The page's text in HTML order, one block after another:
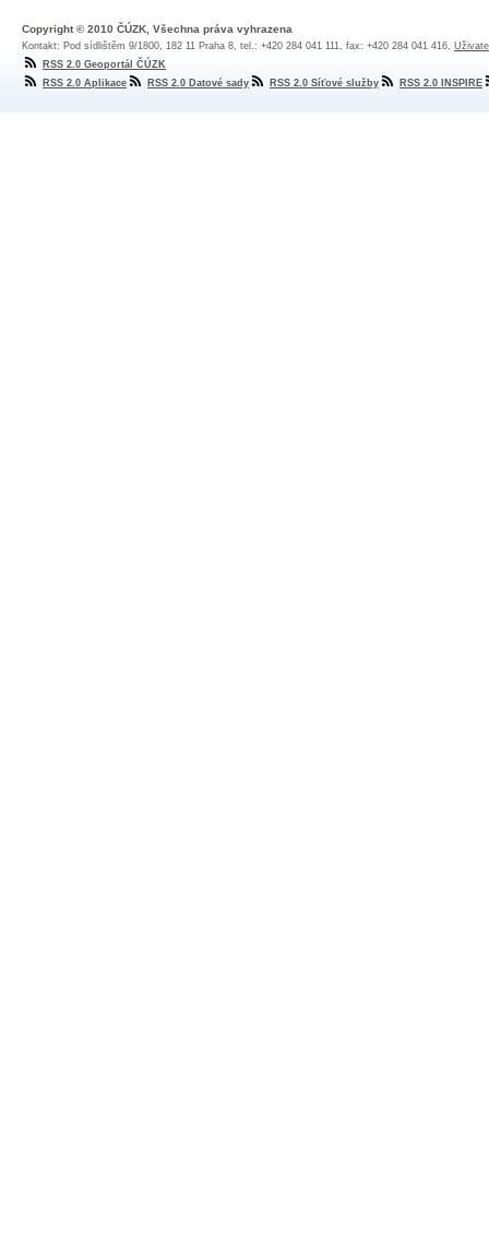
Copyright © 2010 ČÚZK, Všechna práva vyhrazena
Kontakt: Pod sídlištěm 9/1800, 182 11 Praha 8, tel.: +420 284 041 111, fax: +420 284 041 416,
RSS 2.0 Geoportál ČÚZK
RSS 2.0 Aplikace
RSS 2.0 Datové sady RSS 2.0 Síťové služby RSS 2.0 INSPIRE